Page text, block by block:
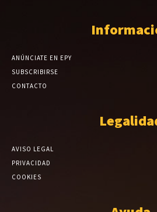
ANÚNCIATE EN EPY
SUBSCRIBIRSE
CONTACTO
AVISO LEGAL
PRIVACIDAD
COOKIES